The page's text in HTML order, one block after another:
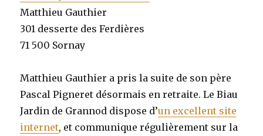
Matthieu Gauthier
301 desserte des Ferdières
71 500 Sornay
Matthieu Gauthier a pris la suite de son père
Pascal Pigneret désormais en retraite. Le Biau
Jardin de Grannod dispose d’un excellent site
internet, et communique régulièrement sur la